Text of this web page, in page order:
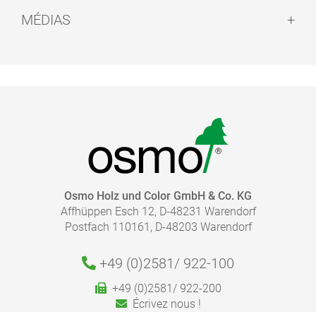
Séchage :
Avis de sécurité :
Calculez rapidement et facilement la quantité dont
vous avez besoin.
Aller au calculateur de rendement
MÉDIAS
CATALOGUE - COULEUR ET PROTECTION POUR
ALLER À LA MÉDIATHÈQUE
Osmo Holz und Color GmbH & Co. KG
Affhüppen Esch 12, D-48231 Warendorf
Postfach 110161, D-48203 Warendorf
+49 (0)2581/ 922-100
+49 (0)2581/ 922-200
Écrivez nous !